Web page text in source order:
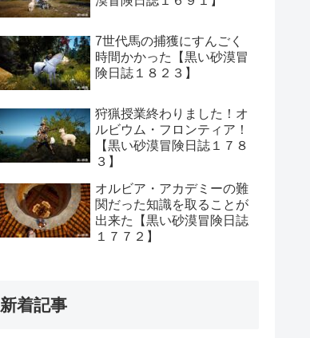
7世代馬の捕獲にすんごく
時間かかった【黒い砂漠冒
険日誌１８２３】
狩猟授業終わりました！オ
ルビウム・フロンティア！
【黒い砂漠冒険日誌１７８
３】
オルビア・アカデミーの難
関だった知識を取ることが
出来た【黒い砂漠冒険日誌
１７７２】
新着記事